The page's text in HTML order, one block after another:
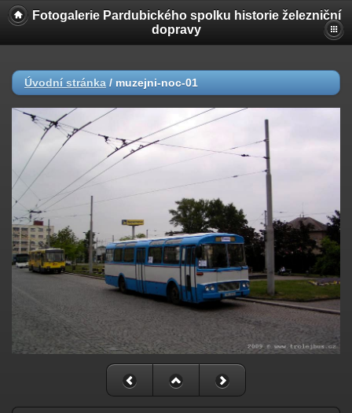
Fotogalerie Pardubického spolku historie železniční
dopravy
Úvodní stránka / muzejni-noc-01